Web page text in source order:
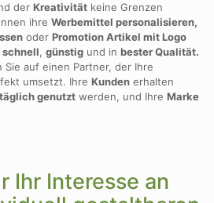
der Kreativität keine Grenzen
ihre Werbemittel personalisieren,
oder Promotion Artikel mit Logo
schnell, günstig und in bester Qualität.
Sie auf einen Partner, der Ihre
umsetzt. Ihre Kunden erhalten
täglich genutzt werden, und Ihre Marke
Ihr Interesse an